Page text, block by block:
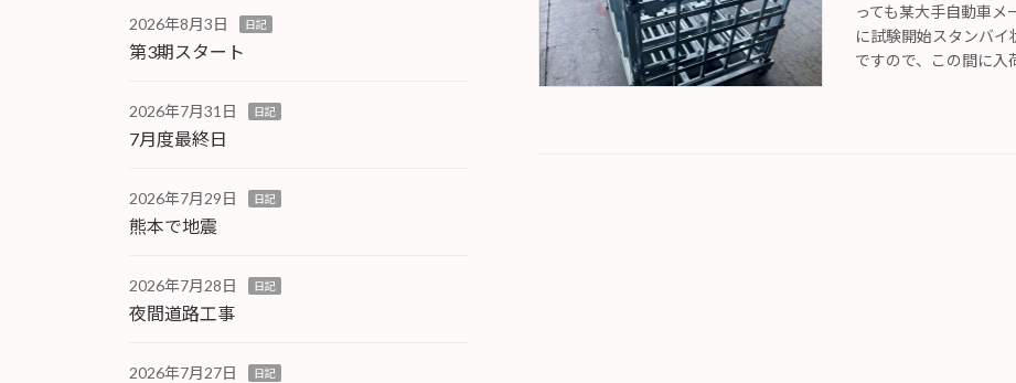
っても某大手自動車
に試験開始スタンバ
ですので、この間に入
2026年8月3日 日記
第3期スタート
2026年7月31日 日記
7月度最終日
2026年7月29日 日記
熊本で地震
2026年7月28日 日記
夜間道路工事
2026年7月27日 日記